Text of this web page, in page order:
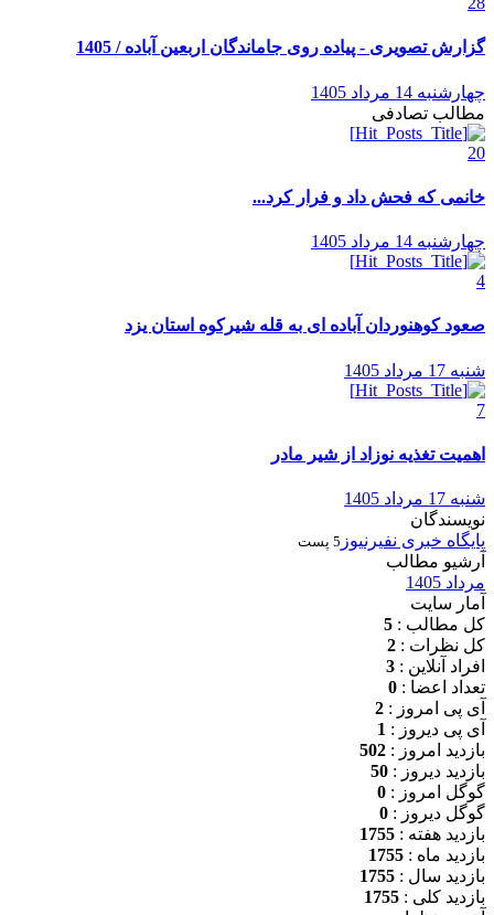
گزارش تصویری - پیاده روی جاماندگان اربعین آباده / 1405
چهارشنبه 14 مرداد 1405
مطالب تصادفی
20
خانمی که فحش داد و فرار کرد...
چهارشنبه 14 مرداد 1405
4
صعود کوهنوردان آباده ای به قله شیرکوه استان یزد
شنبه 17 مرداد 1405
7
اهمیت تغذیه نوزاد از شیر مادر
شنبه 17 مرداد 1405
نویسندگان
پایگاه خبری نفیرنیوز 5 پست
آرشیو مطالب
مرداد 1405
آمار سایت
کل مطالب : 5
کل نظرات : 2
افراد آنلاین : 3
تعداد اعضا : 0
آی پی امروز : 2
آی پی دیروز : 1
بازدید امروز : 502
بازدید دیروز : 50
گوگل امروز : 0
گوگل دیروز : 0
بازدید هفته : 1755
بازدید ماه : 1755
بازدید سال : 1755
بازدید کلی : 1755